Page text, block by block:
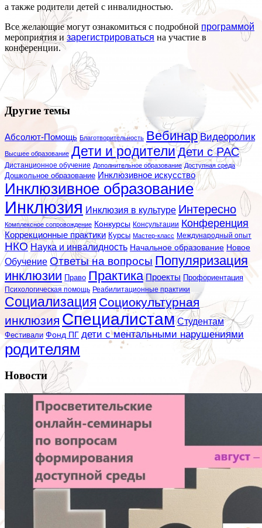
а также родители детей с инвалидностью.
Все желающие могут ознакомиться с подробной программой
мероприятия изарегистрироваться на участие в
конференции.
Другие темы
Абсолют-Помощь Благотворительность Вебинар Видеоролик
Высшее образование Дети и родителиДети с РАС
Дистанционное обучение Дополнительное образование Доступная среда
Дошкольное образование Инклюзивное искусство
Инклюзивное образование
Инклюзия Инклюзия в культуре Интересно
Комплексное сопровождение Конкурсы Консультации Конференция
Коррекционные практики Курсы Мастер-класс Международный опыт
НКО Наука и инвалидность Начальное образование Новое
Обучение Ответы на вопросы Популяризация
инклюзии Право Практика Проекты Профориентация
Психологическая помощь Реабилитационные практики
Социализация Социокультурная
инклюзия Специалистам Студентам
Фестивали Фонд ПГ дети с ментальными нарушениями
родителям
Новости